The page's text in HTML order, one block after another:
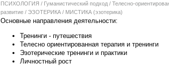
ПСИХОЛОГИЯ / Гуманистический подход / Телесно-
развитие / ЭЗОТЕРИКА / МИСТИКА (эзотерика)
Основные направления деятельности:
Тренинги - путешествия
Телесно ориентированная терапия и тренинги
Эзотерические тренинги и практики
Личностный рост